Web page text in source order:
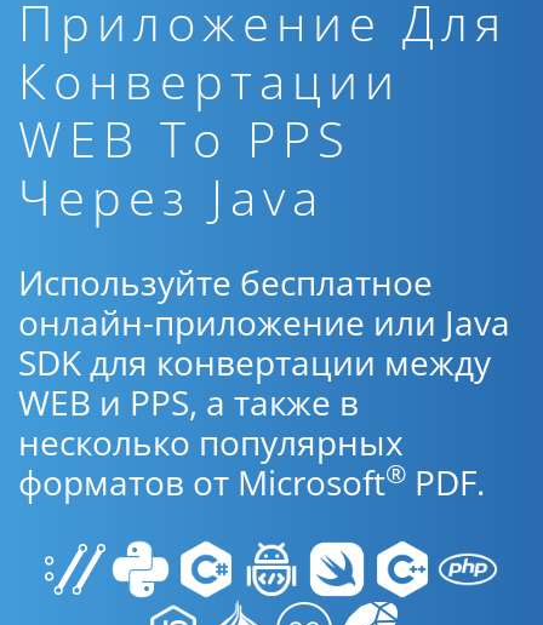
Приложение Для
Конвертации
WEB To PPS
Через Java
Используйте бесплатное
онлайн-приложение или Java
SDK для конвертации между
WEB и PPS, а также в
несколько популярных
форматов от Microsoft® PDF.